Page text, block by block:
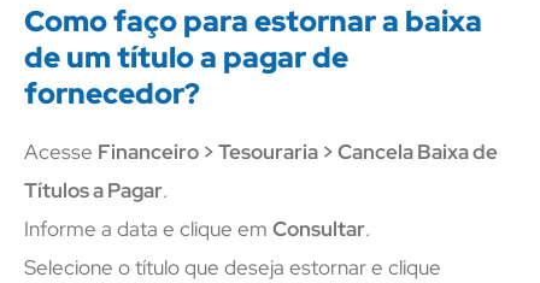
Como faço para estornar a baixa
de um título a pagar de
fornecedor?
Acesse Financeiro > Tesouraria > Cancela Baixa de
Títulos a Pagar.
Informe a data e clique em Consultar.
Selecione o título que deseja estornar e clique